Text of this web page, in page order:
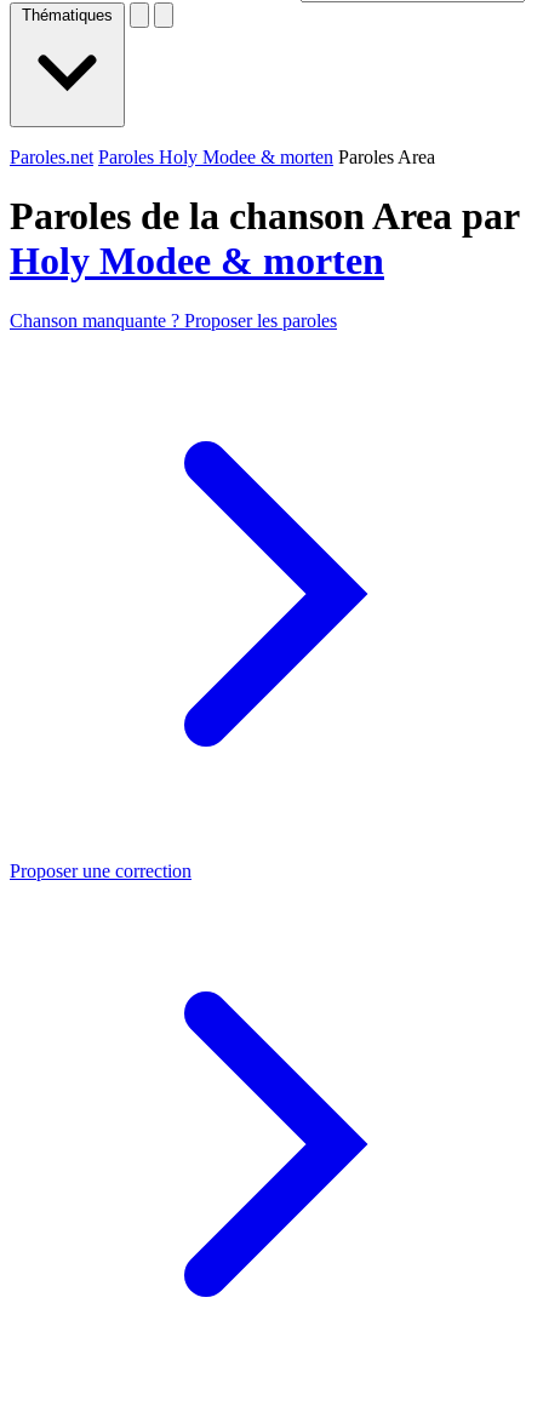
Thématiques
Paroles.net Paroles Holy Modee & morten Paroles Area
Paroles de la chanson Area par
Holy Modee & morten
Chanson manquante ? Proposer les paroles
Proposer une correction